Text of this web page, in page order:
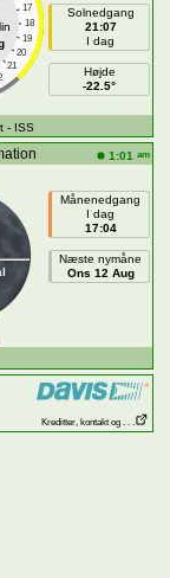
17
18
19
20
21
Solnedgang
21:07
I dag
Højde
-22.5°
- ISS
1:01 am
Månenedgang
I dag
17:04
Næste nymåne
Ons 12 Aug
Kreditter, kontakt og . . .